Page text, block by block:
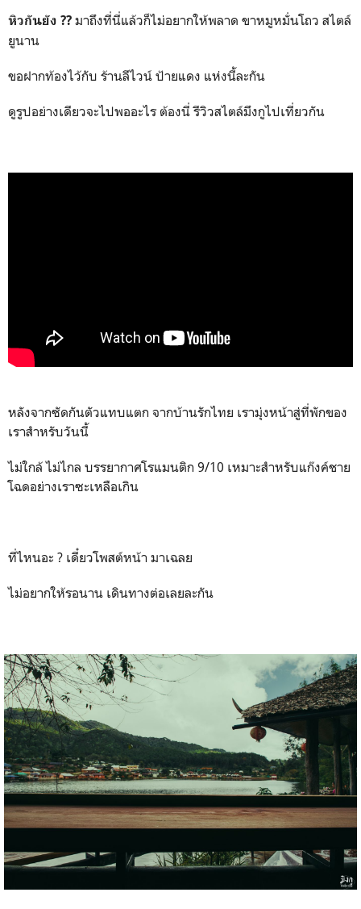
หิวกันยัง ?? มาถึงที่นี่แล้วก็ไม่อยากให้พลาด ขาหมูหมั่นโถว สไตล์
ยูนาน
ขอฝากท้องไว้กับ ร้านลีไวน์ ป้ายแดง แห่งนี้ละกัน
ดูรูปอย่างเดียวจะไปพออะไร ต้องนี่ รีวิวสไตล์​มึงกูไปเที่ยวกัน
หลังจากซัดกันตัวแทบแตก จากบ้านรักไทย เรามุ่งหน้าสู่ที่พักของ
เราสำหรับวันนี้
ไม่ใกล้ ไม่ไกล บรรยากาศโรแมนติก 9/10 เหมาะสำหรับแก๊งค์ชาย
โฉดอย่างเราซะเหลือเกิน
ที่ไหนอะ ? เดี๋ยวโพสต์หน้า มาเฉลย
ไม่อยากให้รอนาน เดินทางต่อเลยละกัน